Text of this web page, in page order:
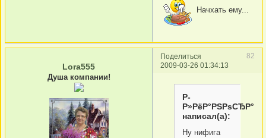
Начхать ему...
Поделиться
82
2009-03-26 01:34:13
Lora555
Душа компании!
Р­
Р»РёР°РЅРѕСЂР°
написал(а):
Ну нифига